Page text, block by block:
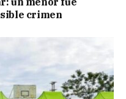
crimen